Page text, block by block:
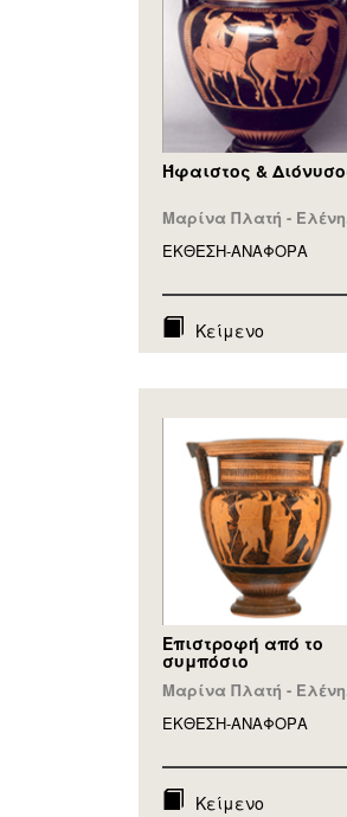
Ήφαιστος &
Μαρίνα Πλατή -
ΕΚΘΕΣΗ-ΑΝΑΦΟΡA
Κείμενο
Επιστροφή από το
συμπόσιο
Μαρίνα Πλατή -
ΕΚΘΕΣΗ-ΑΝΑΦΟΡA
Κείμενο